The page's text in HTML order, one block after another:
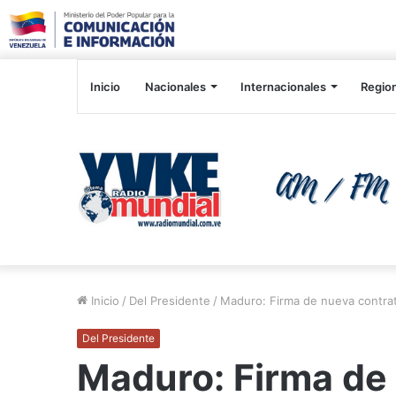
Inicio Nacionales Internacionales
Inicio / Del Presidente / Maduro: Firma de nueva
Del Presidente
Maduro: Firma